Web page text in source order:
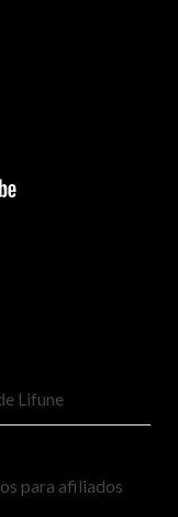
Lifune
para afiliados